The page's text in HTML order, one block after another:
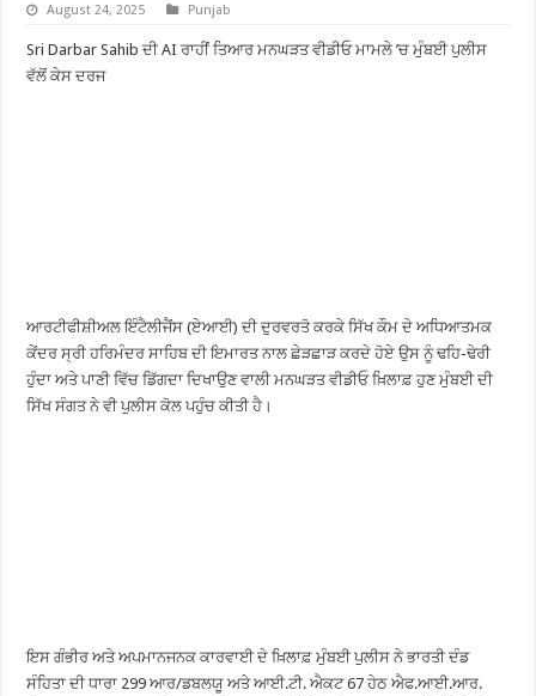
August 24, 2025 Punjab
Sri Darbar Sahib ਦੀ AI ਰਾਹੀਂ ਤਿਆਰ ਮਨਘੜਤ ਵੀਡੀਓ ਮਾਮਲੇ ’ਚ ਮੁੰਬਈ ਪੁਲੀਸ
ਵੱਲੋਂ ਕੇਸ ਦਰਜ
ਆਰਟੀਫੀਸ਼ੀਅਲ ਇੰਟੈਲੀਜੈਂਸ (ਏਆਈ) ਦੀ ਦੁਰਵਰਤੋ ਕਰਕੇ ਸਿੱਖ ਕੌਮ ਦੇ ਅਧਿਆਤਮਕ
ਕੇਂਦਰ ਸ੍ਰੀ ਹਰਿਮੰਦਰ ਸਾਹਿਬ ਦੀ ਇਮਾਰਤ ਨਾਲ ਛੇੜਛਾੜ ਕਰਦੇ ਹੋਏ ਉਸ ਨੂੰ ਢਹਿ-ਢੇਰੀ
ਹੁੰਦਾ ਅਤੇ ਪਾਣੀ ਵਿੱਚ ਡਿੱਗਦਾ ਦਿਖਾਉਣ ਵਾਲੀ ਮਨਘੜਤ ਵੀਡੀਓ ਖ਼ਿਲਾਫ਼ ਹੁਣ ਮੁੰਬਈ ਦੀ
ਸਿੱਖ ਸੰਗਤ ਨੇ ਵੀ ਪੁਲੀਸ ਕੋਲ ਪਹੁੰਚ ਕੀਤੀ ਹੈ।
ਇਸ ਗੰਭੀਰ ਅਤੇ ਅਪਮਾਨਜਨਕ ਕਾਰਵਾਈ ਦੇ ਖ਼ਿਲਾਫ਼ ਮੁੰਬਈ ਪੁਲੀਸ ਨੇ ਭਾਰਤੀ ਦੰਡ
ਸੰਹਿਤਾ ਦੀ ਧਾਰਾ 299 ਆਰ/ਡਬਲਯੂ ਅਤੇ ਆਈ.ਟੀ. ਐਕਟ 67 ਹੇਠ ਐਫ.ਆਈ.ਆਰ.